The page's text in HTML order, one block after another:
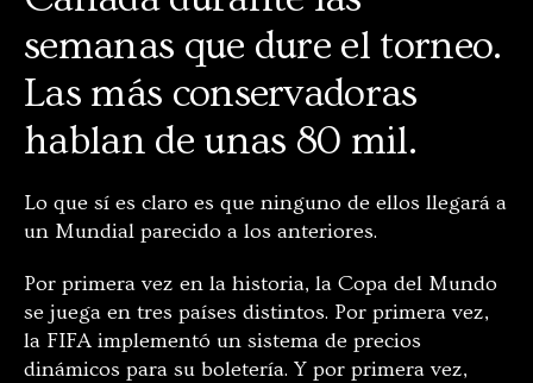
semanas que dure el torneo.
Las más conservadoras
hablan de unas 80 mil.
Lo que sí es claro es que ninguno de ellos llegará a
un Mundial parecido a los anteriores.
Por primera vez en la historia, la Copa del Mundo
se juega en tres países distintos. Por primera vez,
la FIFA implementó un sistema de precios
dinámicos para su boletería. Y por primera vez,